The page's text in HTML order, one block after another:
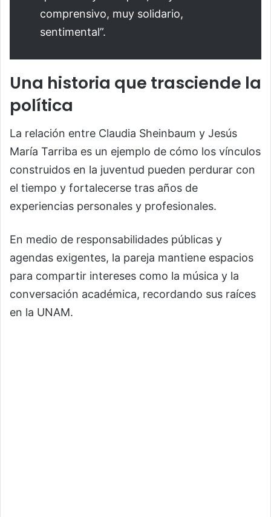
comprensivo, muy solidario,
sentimental”.
Una historia que trasciende la
política
La relación entre Claudia Sheinbaum y Jesús
María Tarriba es un ejemplo de cómo los vínculos
construidos en la juventud pueden perdurar con
el tiempo y fortalecerse tras años de
experiencias personales y profesionales.
En medio de responsabilidades públicas y
agendas exigentes, la pareja mantiene espacios
para compartir intereses como la música y la
conversación académica, recordando sus raíces
en la UNAM.